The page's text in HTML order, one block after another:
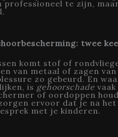
professioneel te zijn,
twee
komt stof of
van metaal of zagen
zo gebeurd. En
is gehoorschade
of oordoppen
ervoor dat je na
met je kinderen.